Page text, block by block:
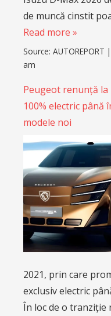
de muncă cinstit
Read more »
Source: AUTOREPORT |
am
Peugeot renunță la
100% electric până
modele noi
2021, prin care
exclusiv electric
În loc de o tranziție